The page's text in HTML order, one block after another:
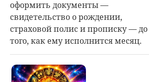
оформить документы —
свидетельство о рождении,
страховой полис и прописку — до
того, как ему исполнится месяц.